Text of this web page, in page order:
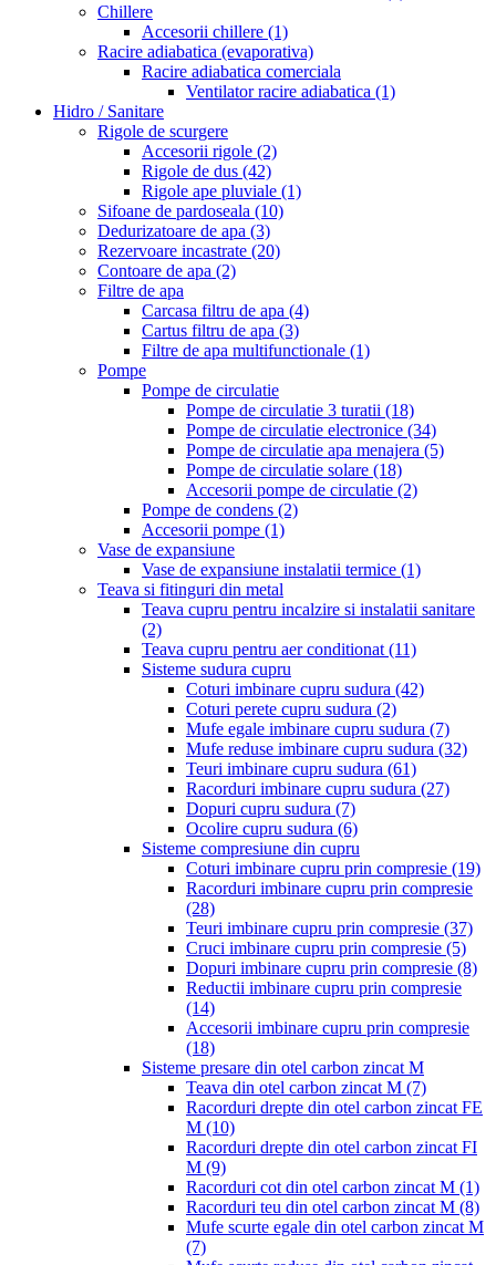
Chillere
Accesorii chillere (1)
Racire adiabatica (evaporativa)
Racire adiabatica comerciala
Ventilator racire adiabatica (1)
Hidro / Sanitare
Rigole de scurgere
Accesorii rigole (2)
Rigole de dus (42)
Rigole ape pluviale (1)
Sifoane de pardoseala (10)
Dedurizatoare de apa (3)
Rezervoare incastrate (20)
Contoare de apa (2)
Filtre de apa
Carcasa filtru de apa (4)
Cartus filtru de apa (3)
Filtre de apa multifunctionale (1)
Pompe
Pompe de circulatie
Pompe de circulatie 3 turatii (18)
Pompe de circulatie electronice (34)
Pompe de circulatie apa menajera (5)
Pompe de circulatie solare (18)
Accesorii pompe de circulatie (2)
Pompe de condens (2)
Accesorii pompe (1)
Vase de expansiune
Vase de expansiune instalatii termice (1)
Teava si fitinguri din metal
Teava cupru pentru incalzire si instalatii sanitare
(2)
Teava cupru pentru aer conditionat (11)
Sisteme sudura cupru
Coturi imbinare cupru sudura (42)
Coturi perete cupru sudura (2)
Mufe egale imbinare cupru sudura (7)
Mufe reduse imbinare cupru sudura (32)
Teuri imbinare cupru sudura (61)
Racorduri imbinare cupru sudura (27)
Dopuri cupru sudura (7)
Ocolire cupru sudura (6)
Sisteme compresiune din cupru
Coturi imbinare cupru prin compresie (19)
Racorduri imbinare cupru prin compresie
(28)
Teuri imbinare cupru prin compresie (37)
Cruci imbinare cupru prin compresie (5)
Dopuri imbinare cupru prin compresie (8)
Reductii imbinare cupru prin compresie
(14)
Accesorii imbinare cupru prin compresie
(18)
Sisteme presare din otel carbon zincat M
Teava din otel carbon zincat M (7)
Racorduri drepte din otel carbon zincat FE
M (10)
Racorduri drepte din otel carbon zincat FI
M (9)
Racorduri cot din otel carbon zincat M (1)
Racorduri teu din otel carbon zincat M (8)
Mufe scurte egale din otel carbon zincat M
(7)